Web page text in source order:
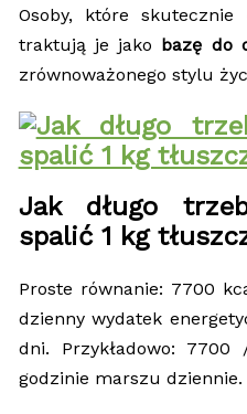
Osoby, które
traktują je jako bazę do
zrównoważonego stylu
Jak długo
spalić 1 kg
Proste równanie: 7700
dzienny wydatek
dni. Przykładowo:
godzinie marszu dziennie.